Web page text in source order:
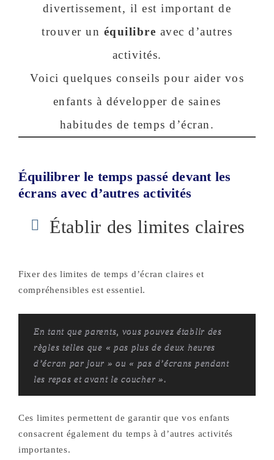
divertissement, il est important de
trouver un équilibre avec d’autres
activités.
Voici quelques conseils pour aider vos
enfants à développer de saines
habitudes de temps d’écran.
Équilibrer le temps passé devant les
écrans avec d’autres activités
Établir des limites claires
Fixer des limites de temps d’écran claires et
compréhensibles est essentiel.
En tant que parents, vous pouvez établir des
règles telles que « pas plus de deux heures
d’écran par jour » ou « pas d’écrans pendant
les repas et avant le coucher ».
Ces limites permettent de garantir que vos enfants
consacrent également du temps à d’autres activités
importantes.